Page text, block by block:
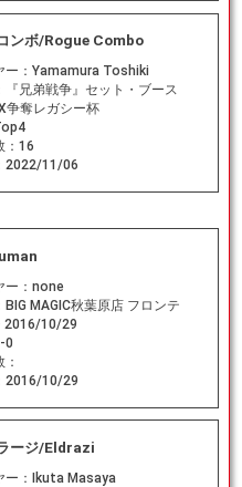
ンボ/Rogue Combo
： Yamamura Toshiki
『兄弟戦争』セット・ブース
争奪レガシー杯
16
2022/11/06
： none
BIG MAGIC秋葉原店 フロンテ
2016/10/29
0
2016/10/29
ージ/Eldrazi
： Ikuta Masaya